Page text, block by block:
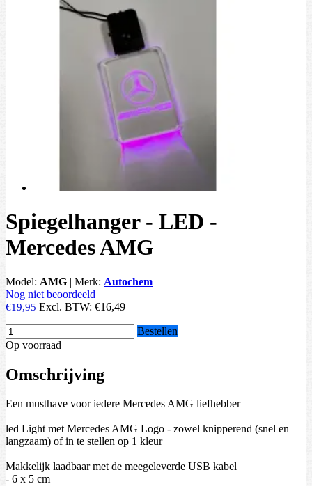
Spiegelhanger - LED -
Mercedes AMG
Model: AMG | Merk: Autochem
Nog niet beoordeeld
€19,95 Excl. BTW: €16,49
Bestellen
Op voorraad
Omschrijving
Een musthave voor iedere Mercedes AMG liefhebber
led Light met Mercedes AMG Logo - zowel knipperend (snel en
langzaam) of in te stellen op 1 kleur
Makkelijk laadbaar met de meegeleverde USB kabel
- 6 x 5 cm